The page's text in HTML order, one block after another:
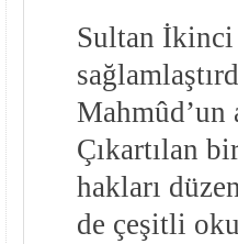
Sultan
Çıkartılan
hakları
de çeşitli